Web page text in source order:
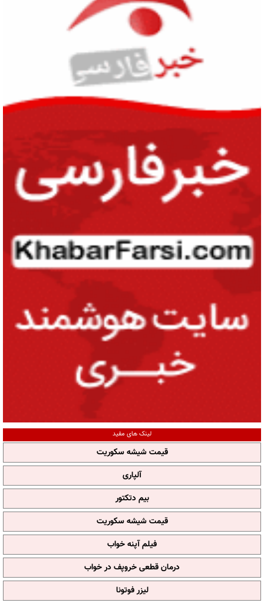
لینک های مفید
قیمت شیشه سکوریت
آلپاری
بیم دتکتور
قیمت شیشه سکوریت
فیلم آپنه خواب
درمان قطعی خروپف در خواب
لیزر فوتونا